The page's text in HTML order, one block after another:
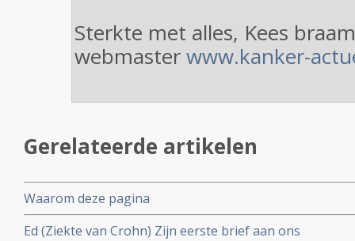
Sterkte met alles, Kees braam
webmasterwww.kanker-
Gerelateerde artikelen
Waarom deze pagina
Ed (Ziekte van Crohn) Zijn eerste brief aan ons